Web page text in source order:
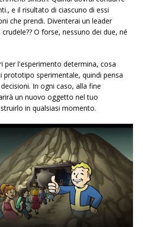
e il risultato di ciascuno di essi
che prendi. Diventerai un leader
O forse, nessuno dei due, né
per l'esperimento determina, cosa
prototipo sperimentale, quindi pensa
In ogni caso, alla fine
un nuovo oggetto nel tuo
in qualsiasi momento.